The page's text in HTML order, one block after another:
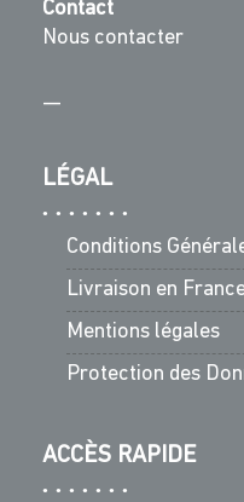
Contact
Nous contacter
—
LÉGAL
Conditions
Livraison en
Mentions légales
Protection des
ACCÈS RAPIDE